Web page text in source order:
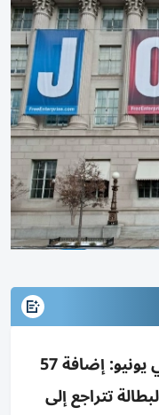
تباطؤ سوق العمل الأميركي في يونيو: إضافة 57
تتراجع إلى